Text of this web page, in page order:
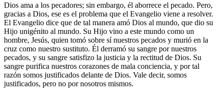
Dios ama a los pecadores; sin embargo, él aborrece el pecado. Pero,
gracias a Dios, ese es el problema que el Evangelio viene a resolver.
El Evangelio dice que de tal manera amó Dios al mundo, que dio su
Hijo unigénito al mundo. Su Hijo vino a este mundo como un
hombre, Jesús, quien tomó sobre sí nuestros pecados y murió en la
cruz como nuestro sustituto. Él derramó su sangre por nuestros
pecados, y su sangre satisfizo la justicia y la rectitud de Dios. Su
sangre purifica nuestros corazones de mala conciencia, y por tal
razón somos justificados delante de Dios. Vale decir, somos
justificados, pero no por nosotros mismos.